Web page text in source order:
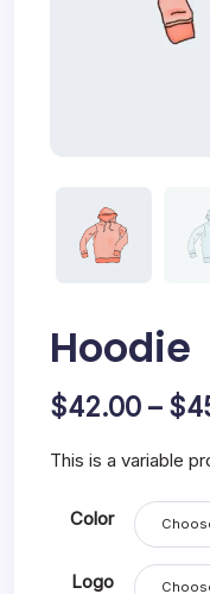
Hoodie
$42.00 – $
This is a variable
Color
Logo